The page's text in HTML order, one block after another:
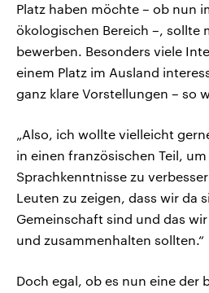
Platz haben möchte – ob nun
ökologischen Bereich –, sollte
bewerben. Besonders viele
einem Platz im Ausland
ganz klare Vorstellungen – so
„Also, ich wollte vielleicht
in einen französischen Teil,
Sprachkenntnisse zu
Leuten zu zeigen, dass wir da
Gemeinschaft sind und das
und zusammenhalten sollten.“
Doch egal, ob es nun eine der